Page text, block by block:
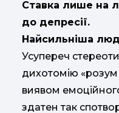
Ставка лише на
до депресії.
Найсильніша
Усупереч
дихотомію «розум
виявом
здатен так